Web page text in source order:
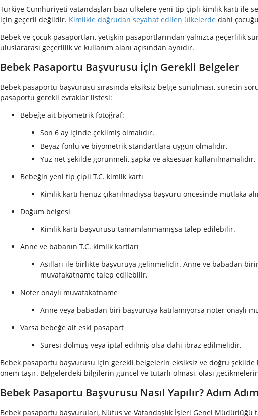
Türkiye Cumhuriyeti vatandaşları bazı ülkelere yeni tip çipli kimlik kartı ile
için geçerli değildir. Kimlikle doğrudan seyahat edilen ülkelerde dahi
Bebek ve çocuk pasaportları, yetişkin pasaportlarından yalnızca geçerlilik
uluslararası geçerlilik ve kullanım alanı açısından aynıdır.
Bebek Pasaportu Başvurusu İçin Gerekli Belgeler
Bebek pasaportu başvurusu sırasında eksiksiz belge sunulması, sürecin
pasaportu gerekli evraklar listesi:
Bebeğe ait biyometrik fotoğraf:
Son 6 ay içinde çekilmiş olmalıdır.
Beyaz fonlu ve biyometrik standartlara uygun olmalıdır.
Yüz net şekilde görünmeli, şapka ve aksesuar kullanılmamalıdır.
Bebeğin yeni tip çipli T.C. kimlik kartı
Kimlik kartı henüz çıkarılmadıysa başvuru öncesinde mutlaka
Doğum belgesi
Kimlik kartı başvurusu tamamlanmamışsa talep edilebilir.
Anne ve babanın T.C. kimlik kartları
Asılları ile birlikte başvuruya gelinmelidir. Anne ve babadan
muvafakatname talep edilebilir.
Noter onaylı muvafakatname
Anne veya babadan biri başvuruya katılamıyorsa noter onaylı
Varsa bebeğe ait eski pasaport
Süresi dolmuş veya iptal edilmiş olsa dahi ibraz edilmelidir.
Bebek pasaportu başvurusu için gerekli belgelerin eksiksiz ve doğru şekilde
önem taşır. Belgelerdeki bilgilerin güncel ve tutarlı olması, olası
Bebek Pasaportu Başvurusu Nasıl Yapılır? Adım
Bebek pasaportu başvuruları, Nüfus ve Vatandaşlık İşleri Genel